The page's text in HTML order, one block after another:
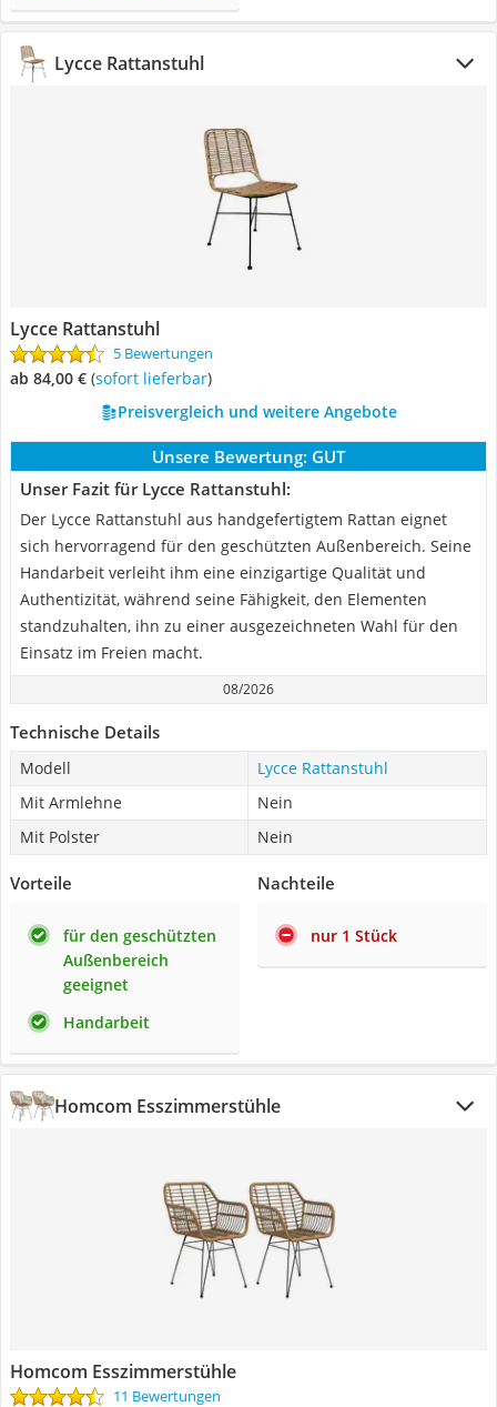
Lycce Rattanstuhl
Lycce Rattanstuhl
5 Bewertungen
ab 84,00 € ( Sofort lieferbar)
Preisvergleich und weitere Angebote
Unsere Bewertung: GUT
Unser Fazit für Lycce Rattanstuhl:
Der Lycce Rattanstuhl aus handgefertigtem Rattan eignet
sich hervorragend für den geschützten Außenbereich. Seine
Handarbeit verleiht ihm eine einzigartige Qualität und
Authentizität, während seine Fähigkeit, den Elementen
standzuhalten, ihn zu einer ausgezeichneten Wahl für den
Einsatz im Freien macht.
08/2026
Technische Details
Modell
Lycce Rattanstuhl
Mit Armlehne
Nein
Mit Polster
Nein
Vorteile
für den geschützten
Außenbereich
geeignet
Handarbeit
Nachteile
nur 1 Stück
Homcom Esszimmerstühle
Homcom Esszimmerstühle
11 Bewertungen